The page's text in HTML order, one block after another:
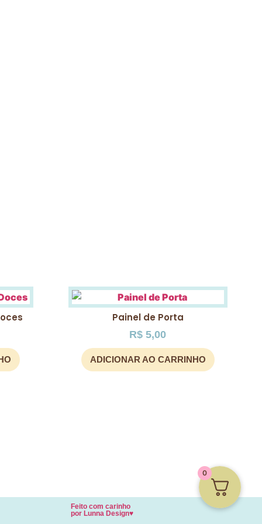
Painel de Porta
R$ 5,00
ADICIONAR AO CARRINHO
Feito com carinho
por Lunna Design♥
0